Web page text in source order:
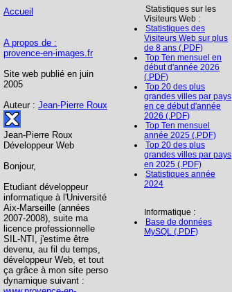
Accueil
A propos de :
provence-en-images.fr
Site web publié en juin
2005
Auteur : Jean-Pierre Roux
Jean-Pierre Roux
Développeur Web
Bonjour,
Etudiant développeur
informatique à l'Université
Aix-Marseille (années
2007-2008), suite ma
licence professionnelle
SIL-NTI, j'estime être
devenu, au fil du temps,
développeur Web, et tout
ça grâce à mon site perso
dynamique suivant :
Statistiques sur les
Visiteurs Web :
Statistiques des
Visiteurs Web sur plus
de 8 ans (.PDF)
Top Ten mensuel en
début d'année 2026
(.PDF)
Top 20 des plus
grandes villes par pays
en ce début d'année
2026 (.PDF)
Top Ten mensuel
année 2025 (.PDF)
Top 20 des plus
grandes villes par pays
en 2025 (.PDF)
Statistiques année
2024
Informatique :
Base de données
MySQL (.PDF)